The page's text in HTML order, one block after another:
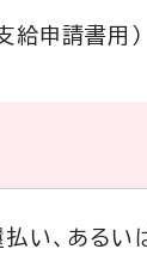
給申請書用）
い、ある